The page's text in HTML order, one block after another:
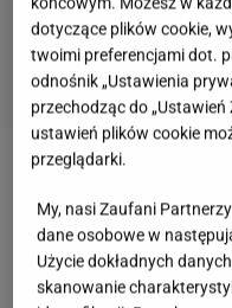
zdjęciem, na którym
jednej nodze. W
oczy jej ogromny
dotyczące plików cookie,
twoimi preferencjami dot.
odnośnik „Ustawienia
przechodząc do
ustawień plików cookie
przeglądarki.
My, nasi Zaufani
dane osobowe w
Użycie dokładnych
skanowanie